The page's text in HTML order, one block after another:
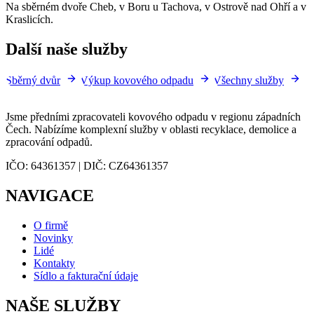
Na sběrném dvoře Cheb, v Boru u Tachova, v Ostrově nad Ohří a v
Kraslicích.
Další naše služby
Sběrný dvůr Výkup kovového odpadu Všechny služby
Jsme předními zpracovateli kovového odpadu v regionu západních
Čech. Nabízíme komplexní služby v oblasti recyklace, demolice a
zpracování odpadů.
IČO: 64361357 | DIČ: CZ64361357
NAVIGACE
O firmě
Novinky
Lidé
Kontakty
Sídlo a fakturační údaje
NAŠE SLUŽBY